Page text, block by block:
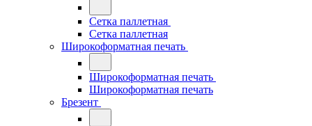
Сетка паллетная
Сетка паллетная
Широкоформатная печать
Широкоформатная печать
Широкоформатная печать
Брезент